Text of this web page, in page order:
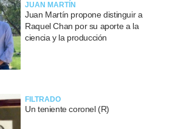
JUAN MARTÍN
Juan Martín propone distinguir a
Raquel Chan por su aporte a la
ciencia y la producción
FILTRADO
Un teniente coronel (R)